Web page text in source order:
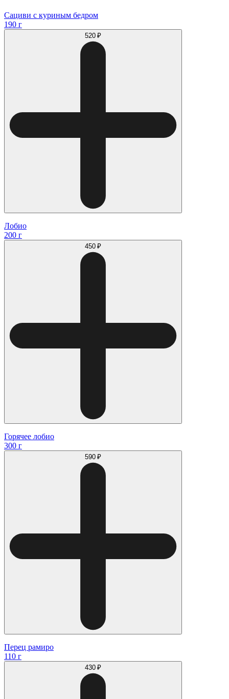
Сациви с куриным бедром
190 г
520 ₽
Лобио
200 г
450 ₽
Горячее лобио
300 г
590 ₽
Перец рамиро
110 г
430 ₽